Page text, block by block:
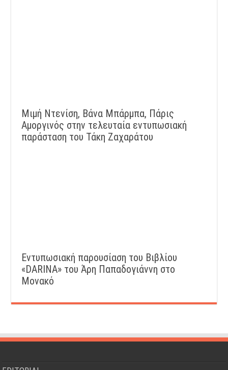
Μιμή Ντενίση, Βάνα Μπάρμπα, Πάρις
Αμοργινός στην τελευταία εντυπωσιακή
παράσταση του Τάκη Ζαχαράτου
Εντυπωσιακή παρουσίαση του Βιβλίου
«DARINA» του Άρη Παπαδογιάννη στο
Μονακό